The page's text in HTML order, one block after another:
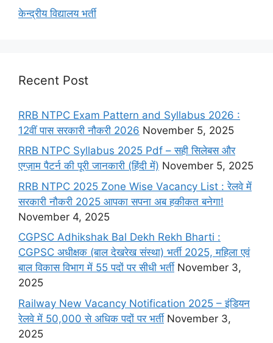
केन्द्रीय विद्यालय भर्ती
Recent Post
RRB NTPC Exam Pattern and Syllabus 2026 :
12वीं पास सरकारी नौकरी 2026 November 5, 2025
RRB NTPC Syllabus 2025 Pdf – सही सिलेबस और
एग्ज़ाम पैटर्न की पूरी जानकारी (हिंदी में) November 5, 2025
RRB NTPC 2025 Zone Wise Vacancy List : रेलवे में
सरकारी नौकरी 2025 आपका सपना अब हकीकत बनेगा!
November 4, 2025
CGPSC Adhikshak Bal Dekh Rekh Bharti :
CGPSC अधीक्षक (बाल देखरेख संस्था) भर्ती 2025, महिला एवं
बाल विकास विभाग में 55 पदों पर सीधी भर्ती November 3,
2025
Railway New Vacancy Notification 2025 – इंडियन
रेलवे में 50,000 से अधिक पदों पर भर्ती November 3,
2025